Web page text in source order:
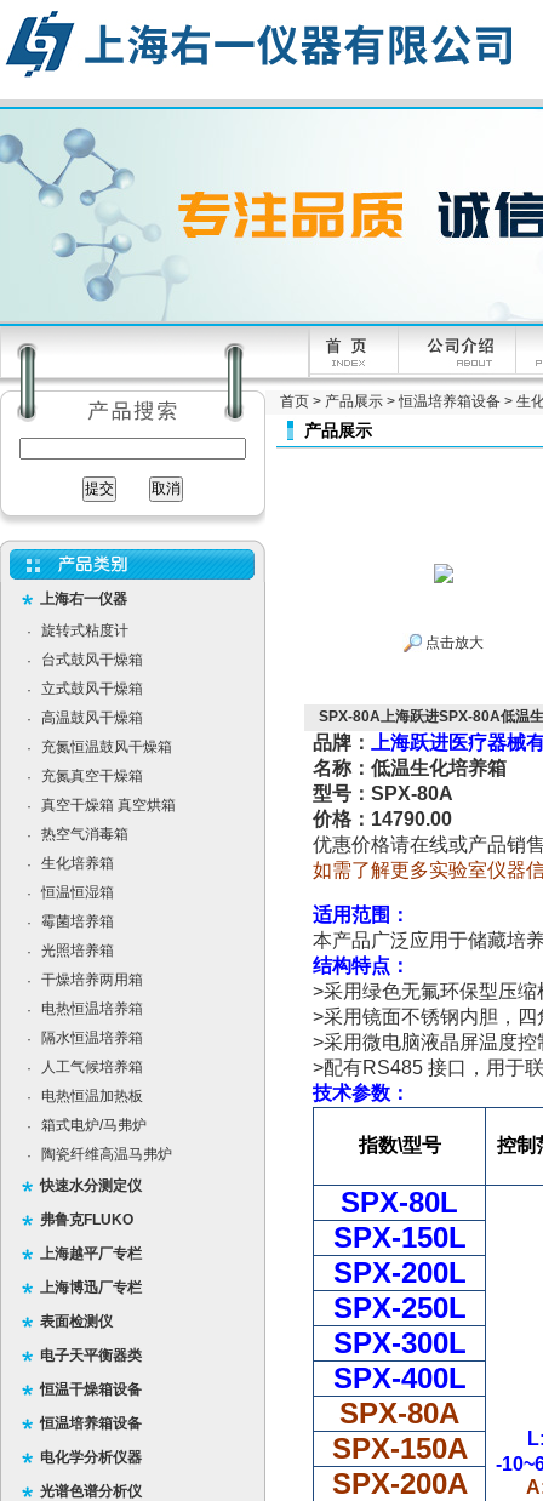
上海右一仪器
·
旋转式粘度计
·
台式鼓风干燥箱
·
立式鼓风干燥箱
·
高温鼓风干燥箱
·
充氮恒温鼓风干燥箱
·
充氮真空干燥箱
·
真空干燥箱 真空烘箱
·
热空气消毒箱
·
生化培养箱
·
恒温恒湿箱
·
霉菌培养箱
·
光照培养箱
·
干燥培养两用箱
·
电热恒温培养箱
·
隔水恒温培养箱
·
人工气候培养箱
·
电热恒温加热板
·
箱式电炉/马弗炉
·
陶瓷纤维高温马弗炉
快速水分测定仪
弗鲁克FLUKO
上海越平厂专栏
上海博迅厂专栏
表面检测仪
电子天平衡器类
恒温干燥箱设备
恒温培养箱设备
电化学分析仪器
光谱色谱分析仪
首页 > 产品展示 >恒温培养箱设备 > 生
产品展示
点击放大
SPX-80A上海跃进SPX-80A低温
品牌：
上海跃进医疗器械
名称：低温生化培养箱
型号：SPX-80A
价格：14790.00
优惠价格请在线或产品销
如需了解更多实验室仪器
适用范围：
本产品广泛应用于储藏培
结构特点：
>采用绿色无氟环保型压
>采用镜面不锈钢内胆，
>采用微电脑液晶屏温度
>配有RS485 接口，用于
技术参数：
指数\型号 控制
SPX-80L
-
SPX-150L
SPX-200L
SPX-250L
SPX-300L
SPX-400L
SPX-80A
SPX-150A
SPX-200A